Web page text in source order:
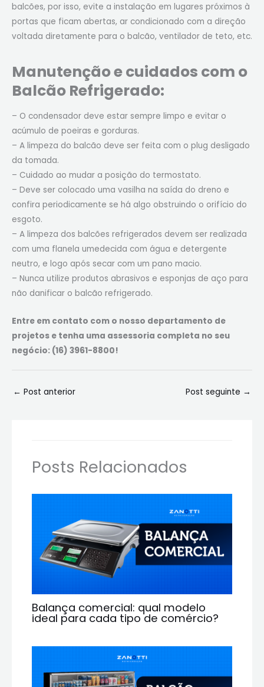
balcões, por isso, evite a instalação em lugares próximos à
portas que ficam abertas, ar condicionado com a direção
voltada diretamente para o balcão, ventilador de teto, etc.
Manutenção e cuidados com o
Balcão Refrigerado:
– O condensador deve estar sempre limpo e evitar o
acúmulo de poeiras e gorduras.
– A limpeza do balcão deve ser feita com o plug desligado
da tomada.
– Cuidado ao mudar a posição do termostato.
– Deve ser colocado uma vasilha na saída do dreno e
confira periodicamente se há algo obstruindo o orifício do
esgoto.
– A limpeza dos balcões refrigerados devem ser realizada
com uma flanela umedecida com água e detergente
neutro, e logo após secar com um pano macio.
– Nunca utilize produtos abrasivos e esponjas de aço para
não danificar o balcão refrigerado.
Entre em contato com o nosso departamento de
projetos e tenha uma assessoria completa no seu
negócio: (16) 3961-8800!
← Post anterior Post seguinte →
Posts Relacionados
Balança comercial: qual modelo
ideal para cada tipo de comércio?